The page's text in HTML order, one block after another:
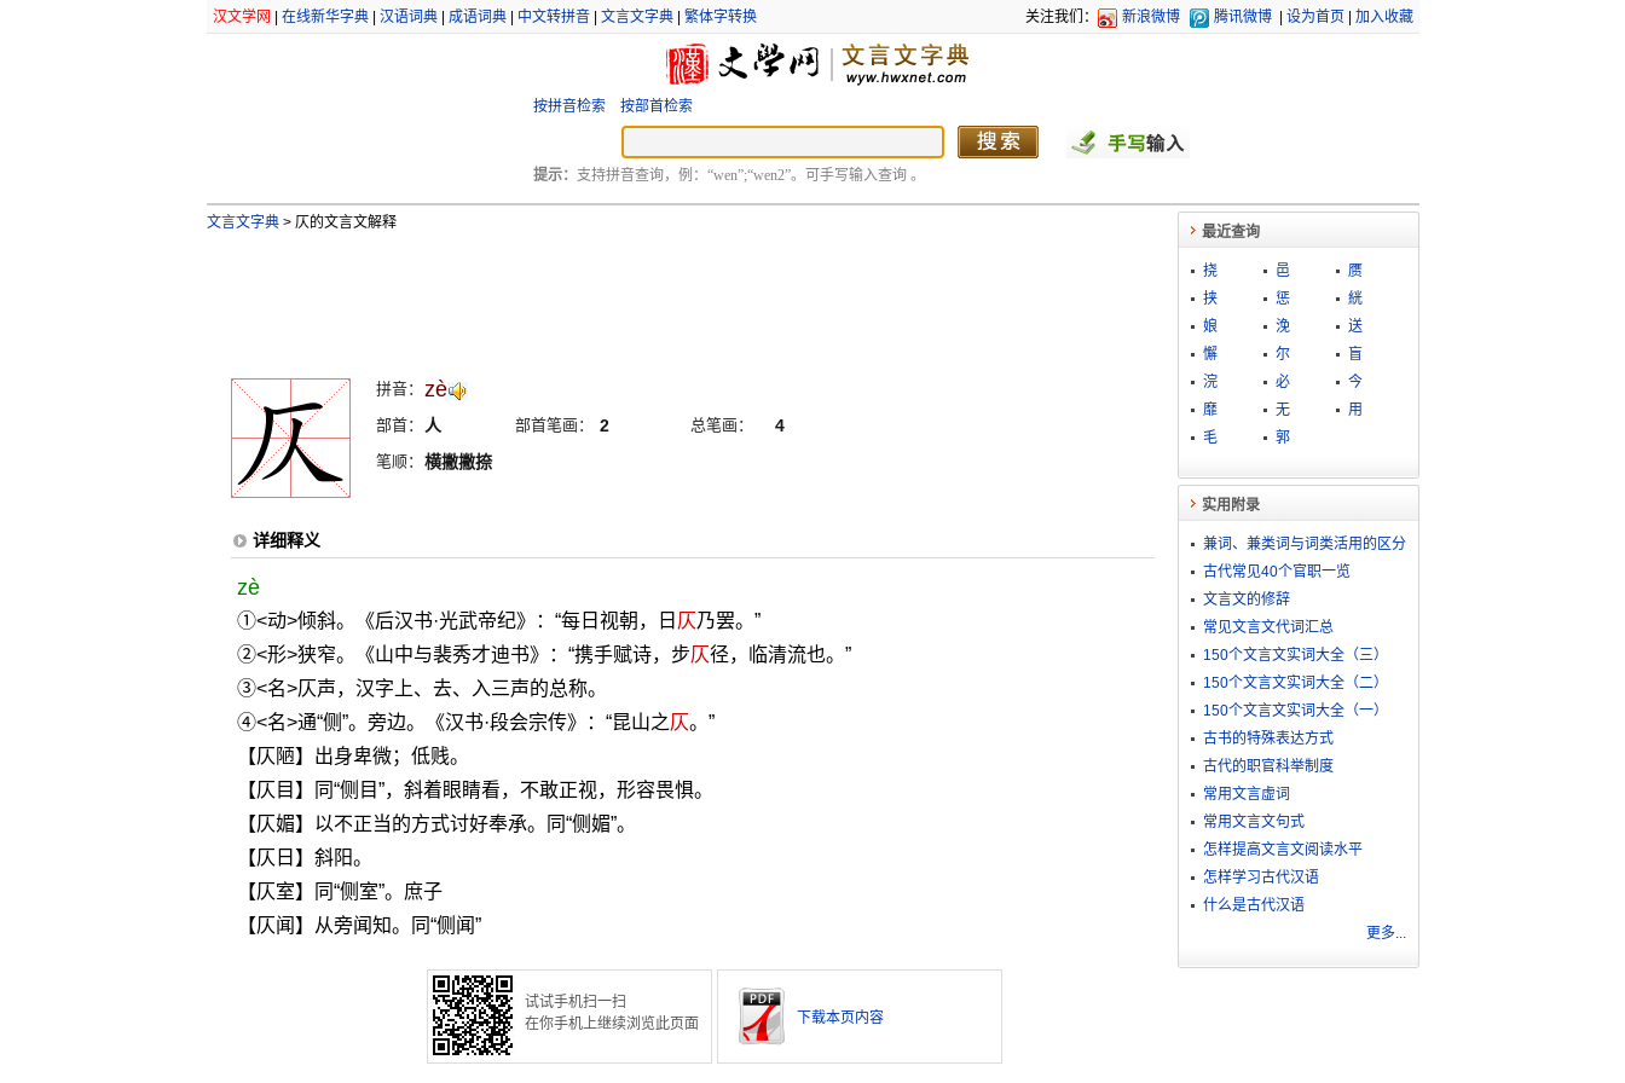
汉文学网 在线新华字典| 汉语词典| 成语词典| 中文转拼音| 文言文字典| 繁体字转换 关注我们： 新浪微博 腾讯微博 设为首页 加入收藏
按拼音检索 按部首检索
提示： 支持拼音查询，例：“wen”;“wen2”。可手写输入查询 。
文言文字典 >仄的文言文解释
拼音： zè
部首： 人 部首笔画： 2 总笔画： 4
笔顺： 横撇撇捺
详细释义
zè
①<动>倾斜。《后汉书·光武帝纪》：“每日视朝，日 仄乃罢。”
②<形>狭窄。《山中与裴秀才迪书》：“携手赋诗，步仄径，临清流也。”
③<名>仄声，汉字上、去、入三声的总称。
④<名>通“侧”。旁边。《汉书·段会宗传》：“昆山之仄。”
【仄陋】出身卑微；低贱。
【仄目】同“侧目”，斜着眼睛看，不敢正视，形容畏惧。
【仄媚】以不正当的方式讨好奉承。同“侧媚”。
【仄日】斜阳。
【仄室】同“侧室”。庶子
【仄闻】从旁闻知。同“侧闻”
试试手机扫一扫
在你手机上继续浏览此页面
下载本页内容
最近查询
挠 邑
赝
挟
惩
絖
娘
浼
送
懈
尔
盲
浣
必
今
靡
无
用
毛
郭
实用附录
兼词、兼类词与词类活用的区分
古代常见40个官职一览
文言文的修辞
常见文言文代词汇总
150个文言文实词大全（三）
150个文言文实词大全（二）
150个文言文实词大全（一）
古书的特殊表达方式
古代的职官科举制度
常用文言虚词
常用文言文句式
怎样提高文言文阅读水平
怎样学习古代汉语
什么是古代汉语
更多...